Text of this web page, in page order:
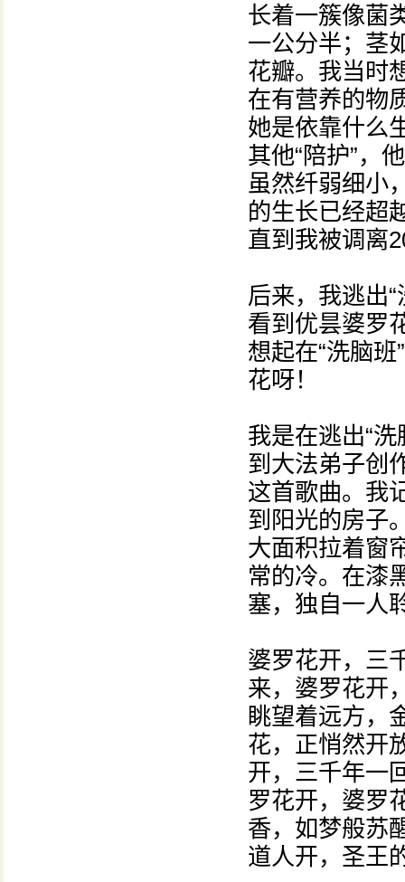
长着一簇像菌
一公分半；茎
花瓣。我当时
在有营养的物
她是依靠什么
其他“陪护”，
虽然纤弱细小
的生长已经超
直到我被调离
后来，我逃出
看到优昙婆罗
想起在“洗脑
花呀！
我是在逃出“
到大法弟子创
这首歌曲。我
到阳光的房子
大面积拉着窗
常的冷。在漆
塞，独自一人
婆罗花开，三
来，婆罗花开
眺望着远方，
花，正悄然开
开，三千年一
罗花开，婆罗
香，如梦般苏
道人开，圣王